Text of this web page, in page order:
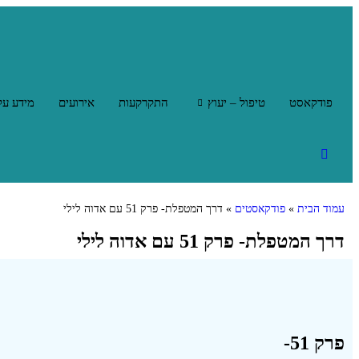
פודקאסט טיפול – יעוץ התקרקעות אירועים מידע
עמוד הבית » פודקאסטים » דרך המטפלת- פרק 51 עם אדוה לילי
דרך המטפלת- פרק 51 עם אדוה לילי
פרק 51-